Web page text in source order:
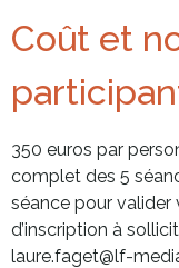
Coût et
350 euros par
complet des 5
séance pour
d’inscription à
laure.faget@lf-